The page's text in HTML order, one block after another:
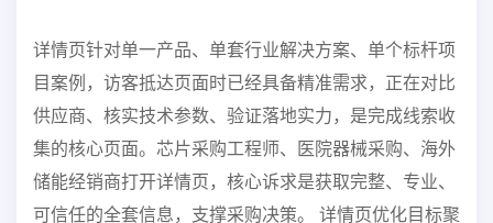
详情页针对单一产品、单套行业解决方案、单个标杆项
目案例，访客抵达页面时已经具备精准需求，正在对比
供应商、核实技术参数、验证落地实力，是完成线索收
集的核心页面。芯片采购工程师、医院器械采购、海外
储能经销商打开详情页，核心诉求是获取完整、专业、
可信任的全套信息，支撑采购决策。 详情页优化目标聚